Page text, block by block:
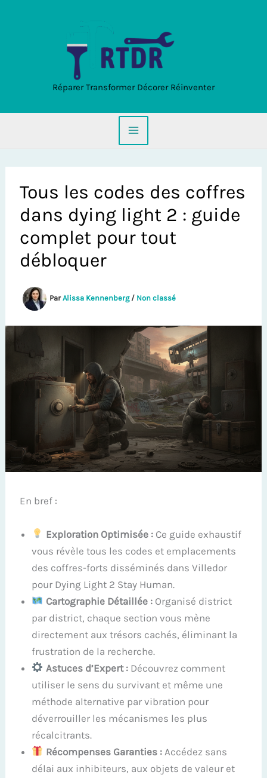
Réparer Transformer Décorer Réinventer
Tous les codes des coffres
dans dying light 2 : guide
complet pour tout
débloquer
ParAlissa Kennenberg / Non classé
En bref :
Exploration Optimisée :Ce guide exhaustif
vous révèle tous les codes et emplacements
des coffres-forts disséminés dans Villedor
pour Dying Light 2 Stay Human.
Cartographie Détaillée :Organisé district
par district, chaque section vous mène
directement aux trésors cachés, éliminant la
frustration de la recherche.
Astuces d’Expert :Découvrez comment
utiliser le sens du survivant et même une
méthode alternative par vibration pour
déverrouiller les mécanismes les plus
récalcitrants.
Récompenses Garanties :Accédez sans
délai aux inhibiteurs, aux objets de valeur et